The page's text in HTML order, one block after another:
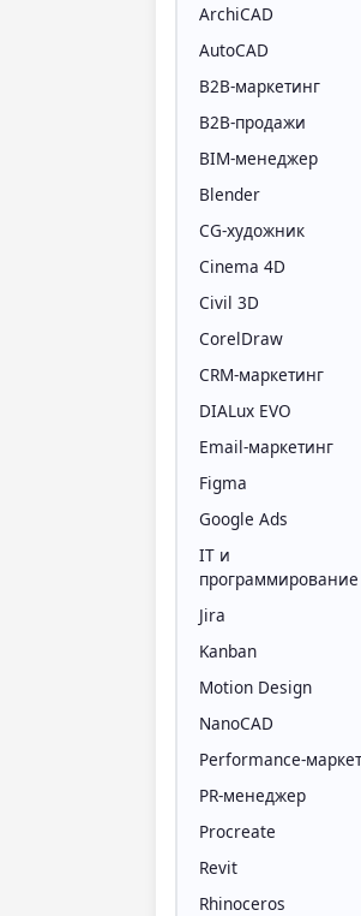
ArchiCAD
AutoCAD
B2B-маркетинг
B2B-продажи
BIM-менеджер
Blender
CG-художник
Cinema 4D
Civil 3D
CorelDraw
CRM-маркетинг
DIALux EVO
Email-маркетинг
Figma
Google Ads
IT и
программирование
Jira
Kanban
Motion Design
NanoCAD
Performance-
PR-менеджер
Procreate
Revit
Rhinoceros